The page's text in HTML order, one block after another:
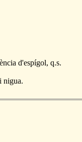
d'espígol, q.s.
nigua.